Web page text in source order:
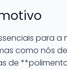
para
como nós
de